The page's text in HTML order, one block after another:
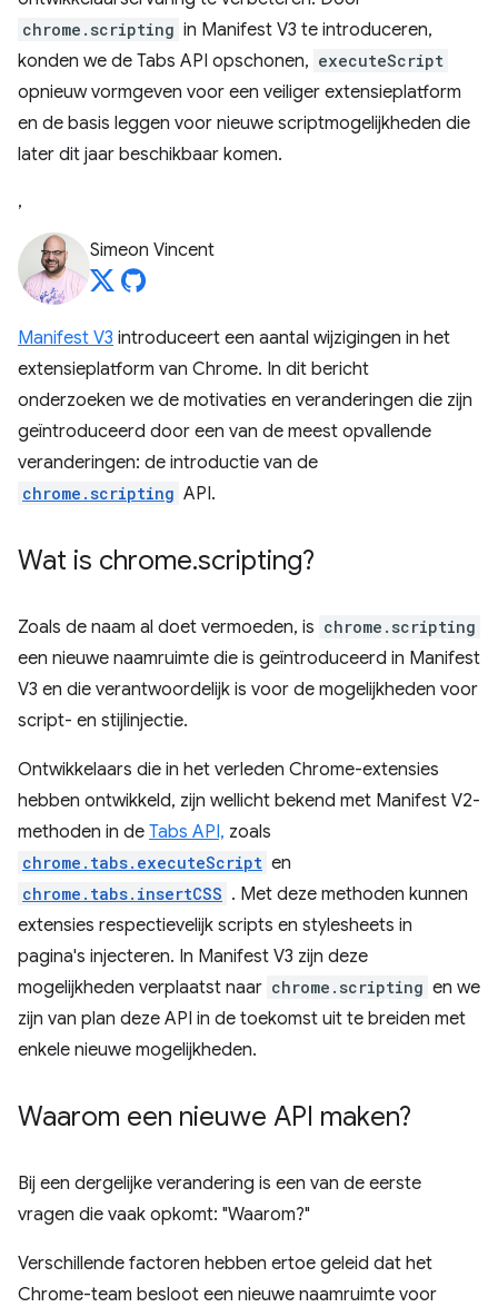
chrome.scripting in Manifest V3 te introduceren,
konden we de Tabs API opschonen, executeScript
opnieuw vormgeven voor een veiliger extensieplatform
en de basis leggen voor nieuwe scriptmogelijkheden die
later dit jaar beschikbaar komen.
,
Simeon Vincent
Manifest V3 introduceert een aantal wijzigingen in het
extensieplatform van Chrome. In dit bericht
onderzoeken we de motivaties en veranderingen die zijn
geïntroduceerd door een van de meest opvallende
veranderingen: de introductie van de
chrome.scripting API.
Wat is chrome.scripting?
Zoals de naam al doet vermoeden, is chrome.scripting
een nieuwe naamruimte die is geïntroduceerd in Manifest
V3 en die verantwoordelijk is voor de mogelijkheden voor
script- en stijlinjectie.
Ontwikkelaars die in het verleden Chrome-extensies
hebben ontwikkeld, zijn wellicht bekend met Manifest V2-
methoden in de Tabs API, zoals
chrome.tabs.executeScript en
chrome.tabs.insertCSS . Met deze methoden kunnen
extensies respectievelijk scripts en stylesheets in
pagina's injecteren. In Manifest V3 zijn deze
mogelijkheden verplaatst naar chrome.scripting en we
zijn van plan deze API in de toekomst uit te breiden met
enkele nieuwe mogelijkheden.
Waarom een ​​nieuwe API maken?
Bij een dergelijke verandering is een van de eerste
vragen die vaak opkomt: "Waarom?"
Verschillende factoren hebben ertoe geleid dat het
Chrome-team besloot een nieuwe naamruimte voor